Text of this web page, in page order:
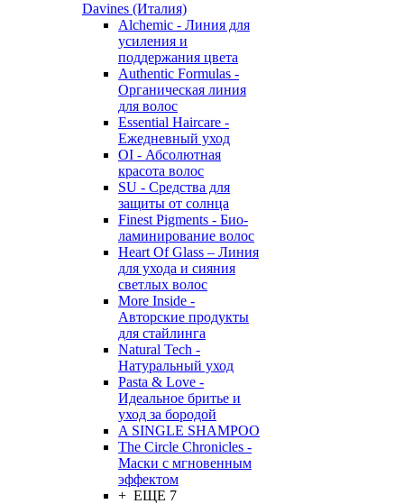
Davines (Италия)
Alchemic - Линия для
усиления и
поддержания цвета
Authentic Formulas -
Органическая линия
для волос
Essential Haircare -
Eжедневный уход
OI - Абсолютная
красота волос
SU - Средства для
защиты от солнца
Finest Pigments - Био-
ламинирование волос
Heart Of Glass – Линия
для ухода и сияния
светлых волос
More Inside -
Авторские продукты
для стайлинга
Natural Tech -
Натуральный уход
Pasta & Love -
Идеальное бритье и
уход за бородой
A SINGLE SHAMPOO
The Circle Chronicles -
Маски с мгновенным
эффектом
+ ЕЩЕ 7